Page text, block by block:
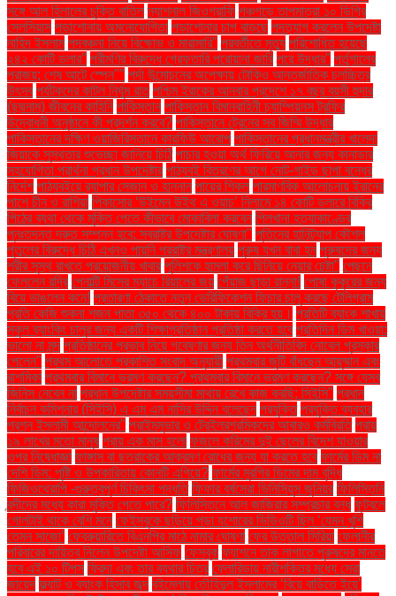
সঙ্গে আল হিলালের চুক্তি বাতিল ন্যাশনাল জিওগ্রাফি পঞ্চগড়ে তাপমাত্রা ১০ ডিগ্রি
সেলসিয়াস পড়াশোনায় অমনোযোগিতা পড়াশোনার চাপ বাড়ছে পদত্যাগ করলেন উপদেষ্টা
নাহিদ ইসলাম পদবঞ্চনা নিয়ে বিক্ষোভ ও মারামারি" পরবর্তীতে মৃত্যু পরিশোধিত হয়েছে
২৪২ কোটি ডলার" পরীমণির বিরুদ্ধে গ্রেফতারি পরোয়ানা জারি পরে উদ্ধার" পর্তুগালের
পরাজয়; শেষ আটে স্পেন"" পর্দা উন্মোচনের অপেক্ষায় টোকিও আন্তর্জাতিক চলচ্চিত্র
উৎসব পর্যটকদের কাটল নির্ঘুম রাত পশ্চিম ইরাকের আনবার প্রদেশে ১৭ বছর বয়সী হুদার
(ছদ্মনাম) জীবনের কাহিনি পাকিস্তান পাকিস্তান বিমানবাহিনী চ্যাম্পিয়নস ট্রফির
উদ্বোধনী অনুষ্ঠানে কী প্রদর্শন করবে? পাকিস্তানে ট্রেনের সব জিম্মি উদ্ধার
পাকিস্তানের দক্ষিণ ওয়াজিরিস্তানে কারফিউ আরোপ পাকিস্তানের প্রধানমন্ত্রীর খালেদা
জিয়াকে সুস্থতার শুভেচ্ছা জানিয়ে চিঠি পাচার হওয়া অর্থ ফিরিয়ে আনার জন্য কানাডার
সহযোগিতা প্রার্থনা প্রধান উপদেষ্টার পাঠ্যবই বিতরণের আগে নোট-গাইড ছাপা বন্ধের
নির্দেশ পাঠ্যবইয়ে র‍্যাপার সেজান ও হান্নান পায়ের শিকল পারমাণবিক আলোচনায় ইরানের
পাশে চীন ও রাশিয়া পিকাসোর ‘উইমেন উইথ এ ওয়াচ’ নিলামে ১৪ কোটি ডলারে বিক্রি
পিঠের ব্যথা থেকে মুক্তি পেতে কীভাবে মোকাবিলা করবেন পিলখানা হত্যাকাণ্ডের
পুনঃতদন্ত দ্রুত সম্পন্ন হবে: স্বরাষ্ট্র উপদেষ্টার ঘোষণা" পুতিনের হানিট্র্যাপ কৌশল
পুতুলের বিরুদ্ধে চিঠি এখনও পায়নি পররাষ্ট্র মন্ত্রণালয় পুরুষ যখন বাবা হন পুরুষদের জন্য
শরীর সুস্থ রাখতে প্রয়োজনীয় খাবার পুলিশকে হামলা করে ছিনিয়ে নেয়ার চেষ্টা" পেছনে
ফেললেন রদ্রি পেনাল্টি মিসের ম্যাচে রিয়ালের জয় পেঁয়াজ ছাড়া রান্না! পোষা কুকুরের জন্য
বিয়ে ভাঙলেন কনে! প্রতারণা ঠেকাতে নতুন ভেরিফিকেশন ফিচার চালু করছে টেলিগ্রাম
প্রতি কেজি শুকনা শজন পাতা ৩৫০ থেকে ৪০০ টাকায় বিক্রি হয়। প্রতিটি ব্যাংক শাখায়
স্কুল ব্যাংকিং চালুর জন্য একটি শিক্ষাপ্রতিষ্ঠান প্রতিষ্ঠা করতে হবে প্রতিদিন ডিম খাওয়া:
ভালো না মন্দ প্রতিষ্ঠানের প্রভাব নিয়ে গবেষণার জন্য তিন অর্থনীতিবিদ নোবেল পুরস্কার
পেলেন" প্রথম আলোতে প্রকাশিত সংবাদ অনুযায়ী প্রথমবার জুটি বাঁধছেন আয়ুষ্মান এবং
রাশমিকা প্রথমবার বিমানে ভ্রমণ করছেন? প্রথমবার বিমানে ভ্রমণ করছেন? সঙ্গে যেসব
জিনিস নেবেন না প্রধান উপদেষ্টার সময়সীমা মাথায় রেখে কাজ করছি: সিইসি" প্রধান
নির্বাচন কমিশনার (সিইসি) এ এম এম নাসির উদ্দিন বলেছেন প্রযুক্তি প্রযুক্তি ব্যবহার
প্রশ্ন ইসলামী আন্দোলনের" প্রাইমমুভার ও ট্রেইলরশ্রমিকদের আবারও কর্মবিরতি প্রায়
১৯ লাখের মতো মানুষ প্রায় এক মাস হলো ফজলে করিমের দুই ছেলের বিদেশ যাওয়ার
ওপর নিষেধাজ্ঞা ফাঙ্গাস বা ছত্রাকের আক্রমণ রোধের জন্য যা করতে হবে ফার্মের ডিম না
দেশি ডিম: পুষ্টি ও উপকারিতায় কোনটি এগিয়ে? ফার্মের মুরগির ডিমের দাম বৃদ্ধি
ফিজিওথেরাপি -গুরুত্বপূর্ণ চিকিৎসা পদ্ধতি ফিফার বর্ষসেরা ভিনিসিয়ুস জুনিয়র ফিলিস্তিনি
বন্দীদের মধ্যে কারা মুক্তি পেতে পারে? ফিলিস্তিনে আল জাজিরার সম্প্রচার বন্ধ ফুটবলে
গোলটাই থাকে বেশি মনে ফেইসবুকে ছড়িয়ে পড়া যশোরের ভিডিওটি ছিল ‘যেমন খুশি
তেমন সাজো’ ফেব্রুয়ারিতে বিএনপির মাঠে নামার ঘোষণা ফের উত্তাল সিরিয়া ফেলানীর
পরিবারের দায়িত্ব নিলেন উপদেষ্টা আসিফ ফেসবুক ফ্যাশনে তাক লাগাতে পুরুষদের মানতে
হবে এই ১০ টিপস ফ্রিদা এবং তার ব্যথার চিত্র ফ্লোরিডায় নারীশক্তির মধ্যে সেরা
জায়েদ ফ্ল্যাট ও ব্যাংক হিসাব জব্দ বইমেলায় তৌহিদুল ইসলামের ‘বিয়ে বাড়িতে ইয়ে’